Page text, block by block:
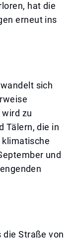
hat die
erneut ins
sich
zu
Tälern, die in
klimatische
und
die Straße von